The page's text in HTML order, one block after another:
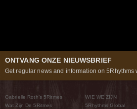
ONTVANG ONZE NIEUWSBRIEF
Get regular news and information on 5Rhythms
Gabrielle Roth’s 5Ritmes
Wat Zijn De 5Ritmes
WIE WE ZIJN
5Rhythms Global